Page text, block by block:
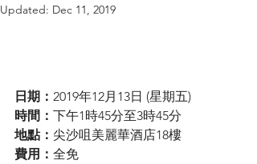
Updated: Dec 11, 2019
日期： 2019年12月13日 (星期五)
時間： 下午1時45分至3時45分
地點： 尖沙咀美麗華酒店18樓
費用： 全免